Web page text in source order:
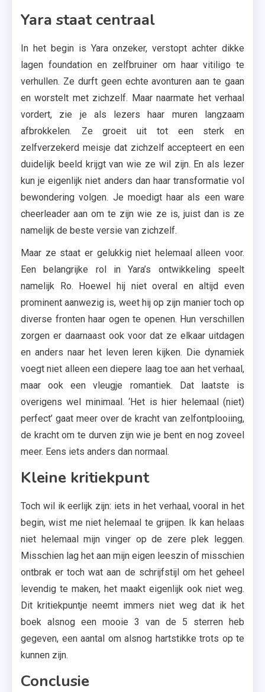
Yara staat centraal
In het begin is Yara onzeker, verstopt achter dikke
lagen foundation en zelfbruiner om haar vitiligo te
verhullen. Ze durft geen echte avonturen aan te gaan
en worstelt met zichzelf. Maar naarmate het verhaal
vordert, zie je als lezers haar muren langzaam
afbrokkelen. Ze groeit uit tot een sterk en
zelfverzekerd meisje dat zichzelf accepteert en een
duidelijk beeld krijgt van wie ze wil zijn. En als lezer
kun je eigenlijk niet anders dan haar transformatie vol
bewondering volgen. Je moedigt haar als een ware
cheerleader aan om te zijn wie ze is, juist dan is ze
namelijk de beste versie van zichzelf.
Maar ze staat er gelukkig niet helemaal alleen voor.
Een belangrijke rol in Yara’s ontwikkeling speelt
namelijk Ro. Hoewel hij niet overal en altijd even
prominent aanwezig is, weet hij op zijn manier toch op
diverse fronten haar ogen te openen. Hun verschillen
zorgen er daarnaast ook voor dat ze elkaar uitdagen
en anders naar het leven leren kijken. Die dynamiek
voegt niet alleen een diepere laag toe aan het verhaal,
maar ook een vleugje romantiek. Dat laatste is
overigens wel minimaal. ‘Het is hier helemaal (niet)
perfect’ gaat meer over de kracht van zelfontplooiing,
de kracht om te durven zijn wie je bent en nog zoveel
meer. Eens iets anders dan normaal.
Kleine kritiekpunt
Toch wil ik eerlijk zijn: iets in het verhaal, vooral in het
begin, wist me niet helemaal te grijpen. Ik kan helaas
niet helemaal mijn vinger op de zere plek leggen.
Misschien lag het aan mijn eigen leeszin of misschien
ontbrak er toch wat aan de schrijfstijl om het geheel
levendig te maken, het maakt eigenlijk ook niet weg.
Dit kritiekpuntje neemt immers niet weg dat ik het
boek alsnog een mooie 3 van de 5 sterren heb
gegeven, een aantal om alsnog hartstikke trots op te
kunnen zijn.
Conclusie